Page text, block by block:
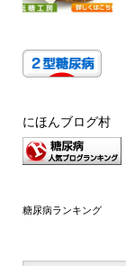
にほんブログ村
糖尿病ランキング